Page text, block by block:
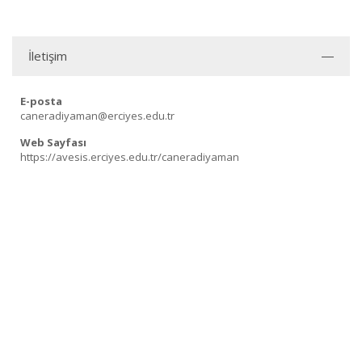
İletişim
E-posta
caneradiyaman@erciyes.edu.tr
Web Sayfası
https://avesis.erciyes.edu.tr/caneradiyaman